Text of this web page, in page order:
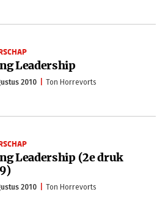
Leadership
2010 Ton Horrevorts
Leadership (2e druk
2010 Ton Horrevorts